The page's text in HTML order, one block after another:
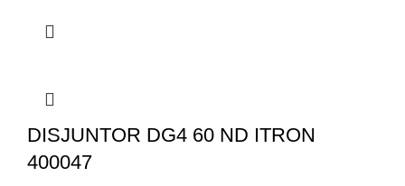
DISJUNTOR DG4 60 ND ITRON
400047